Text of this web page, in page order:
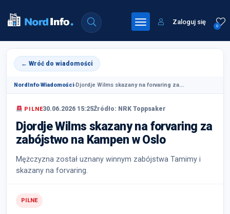
0
Zaloguj się
← Wróć do wiadomości
NordInfo›Wiadomości›Djordje Wilms skazany na forvaring za...
PILNE30.06.2026 15:25Źródło: NRK Toppsaker
Djordje Wilms skazany na forvaring za
zabójstwo na Kampen w Oslo
Mężczyzna został uznany winnym zabójstwa Tamimy i
skazany na forvaring.
PILNE